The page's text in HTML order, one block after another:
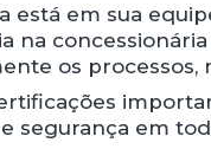
está em sua
na
os
segurança em